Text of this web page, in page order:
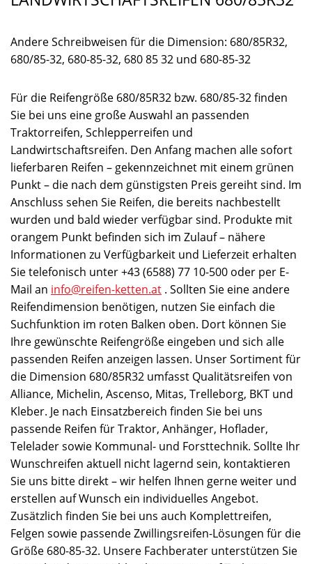
Andere Schreibweisen für die Dimension: 680/85R32,
680/85-32, 680-85-32, 680 85 32 und 680-85-32
Für die Reifengröße 680/85R32 bzw. 680/85-32 finden
Sie bei uns eine große Auswahl an passenden
Traktorreifen, Schlepperreifen und
Landwirtschaftsreifen. Den Anfang machen alle sofort
lieferbaren Reifen – gekennzeichnet mit einem grünen
Punkt – die nach dem günstigsten Preis gereiht sind. Im
Anschluss sehen Sie Reifen, die bereits nachbestellt
wurden und bald wieder verfügbar sind. Produkte mit
orangem Punkt befinden sich im Zulauf – nähere
Informationen zu Verfügbarkeit und Lieferzeit erhalten
Sie telefonisch unter +43 (6588) 77 10-500 oder per E-
Mail an info@reifen-ketten.at . Sollten Sie eine andere
Reifendimension benötigen, nutzen Sie einfach die
Suchfunktion im roten Balken oben. Dort können Sie
Ihre gewünschte Reifengröße eingeben und sich alle
passenden Reifen anzeigen lassen. Unser Sortiment für
die Dimension 680/85R32 umfasst Qualitätsreifen von
Alliance, Michelin, Ascenso, Mitas, Trelleborg, BKT und
Kleber. Je nach Einsatzbereich finden Sie bei uns
passende Reifen für Traktor, Anhänger, Hoflader,
Telelader sowie Kommunal- und Forsttechnik. Sollte Ihr
Wunschreifen aktuell nicht lagernd sein, kontaktieren
Sie uns bitte direkt – wir helfen Ihnen gerne weiter und
erstellen auf Wunsch ein individuelles Angebot.
Zusätzlich finden Sie bei uns auch Komplettreifen,
Felgen sowie passende Zwillingsreifen-Lösungen für die
Größe 680-85-32. Unsere Fachberater unterstützen Sie